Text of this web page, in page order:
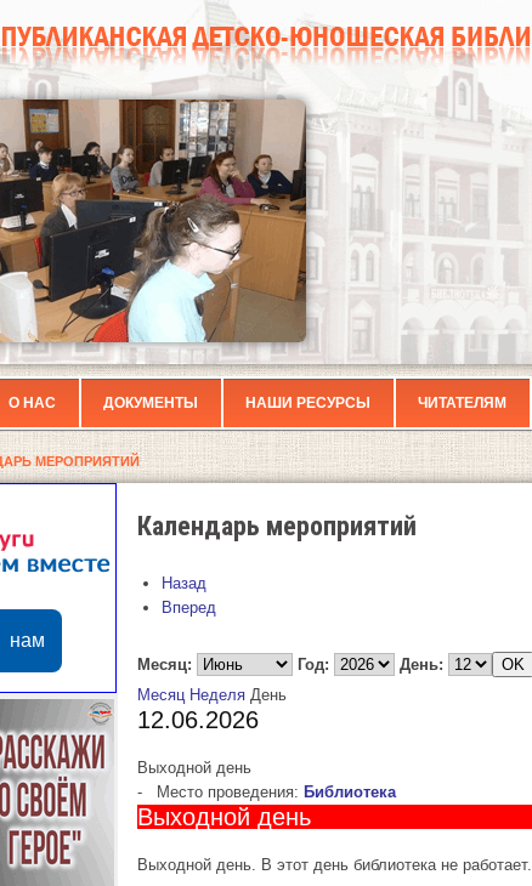
О НАС ДОКУМЕНТЫ НАШИ РЕСУРСЫ ЧИТАТЕЛЯМ
МЕРОПРИЯТИЙ
Напишите нам
Календарь мероприятий
Назад
Вперед
Месяц: Год:
День:
Месяц Неделя День
12.06.2026
Выходной день
-
Место проведения: Библиотека
Выходной день
Выходной день. В этот день библиотека не работает.